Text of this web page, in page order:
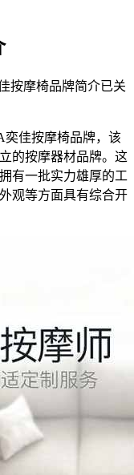
按摩椅品牌简介已关
佳按摩椅品牌，该
的按摩器材品牌。这
有一批实力雄厚的工
观等方面具有综合开